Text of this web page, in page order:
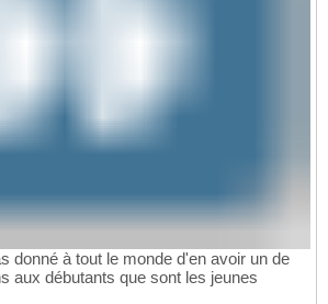
donné à tout le monde d'en avoir un de
aux débutants que sont les jeunes